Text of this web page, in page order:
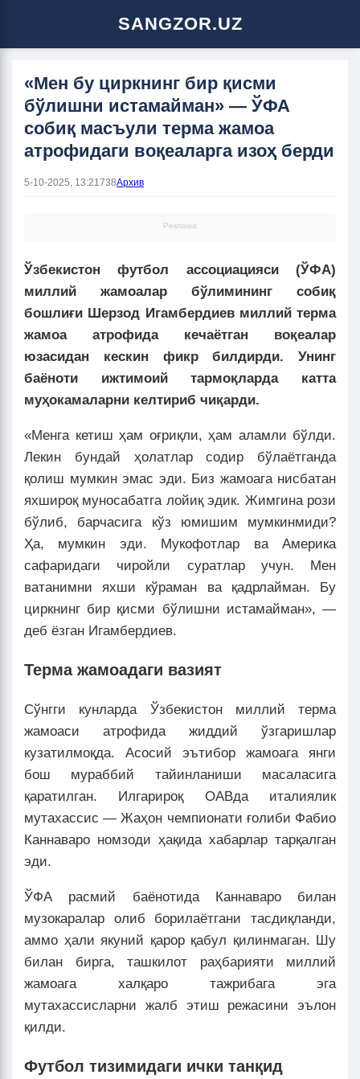
SANGZOR.UZ
«Мен бу циркнинг бир қисми
бўлишни истамайман» — ЎФА
собиқ масъули терма жамоа
атрофидаги воқеаларга изоҳ берди
5-10-2025, 13:21738Архив
Реклама
Ўзбекистон футбол ассоциацияси (ЎФА)
миллий жамоалар бўлимининг собиқ
бошлиғи Шерзод Игамбердиев миллий терма
жамоа атрофида кечаётган воқеалар
юзасидан кескин фикр билдирди. Унинг
баёноти ижтимоий тармоқларда катта
муҳокамаларни келтириб чиқарди.
«Менга кетиш ҳам оғриқли, ҳам аламли бўлди.
Лекин бундай ҳолатлар содир бўлаётганда
қолиш мумкин эмас эди. Биз жамоага нисбатан
яхшироқ муносабатга лойиқ эдик. Жимгина рози
бўлиб, барчасига кўз юмишим мумкинмиди?
Ҳа, мумкин эди. Мукофотлар ва Америка
сафаридаги чиройли суратлар учун. Мен
ватанимни яхши кўраман ва қадрлайман. Бу
циркнинг бир қисми бўлишни истамайман», —
деб ёзган Игамбердиев.
Терма жамоадаги вазият
Сўнгги кунларда Ўзбекистон миллий терма
жамоаси атрофида жиддий ўзгаришлар
кузатилмоқда. Асосий эътибор жамоага янги
бош мураббий тайинланиши масаласига
қаратилган. Илгарироқ ОАВда италиялик
мутахассис — Жаҳон чемпионати ғолиби Фабио
Каннаваро номзоди ҳақида хабарлар тарқалган
эди.
ЎФА расмий баёнотида Каннаваро билан
музокаралар олиб борилаётгани тасдиқланди,
аммо ҳали якуний қарор қабул қилинмаган. Шу
билан бирга, ташкилот раҳбарияти миллий
жамоага халқаро тажрибага эга
мутахассисларни жалб этиш режасини эълон
қилди.
Футбол тизимидаги ички танқид